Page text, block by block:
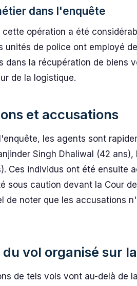
dans l'enquête
cette opération a été
unités de police ont employé
dans la récupération de biens
de la logistique.
et accusations
les agents sont
Singh Dhaliwal (42
Ces individus ont été ensuite
sous caution devant la Cour
de noter que les accusations
vol organisé sur
de tels vols vont au-delà de